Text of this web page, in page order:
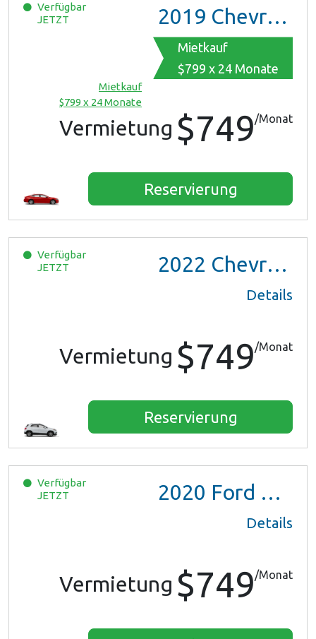
Verfügbar
JETZT
2019 Chevrolet Malibu
Mietkauf
$799 x 24 Monate
Mietkauf
$799 x 24 Monate
Vermietung $749/Monat
Reservierung
Verfügbar
JETZT
2022 Chevrolet Trax LS
Details
Vermietung $749/Monat
Reservierung
Verfügbar
JETZT
2020 Ford EcoSport
Details
Vermietung $749/Monat